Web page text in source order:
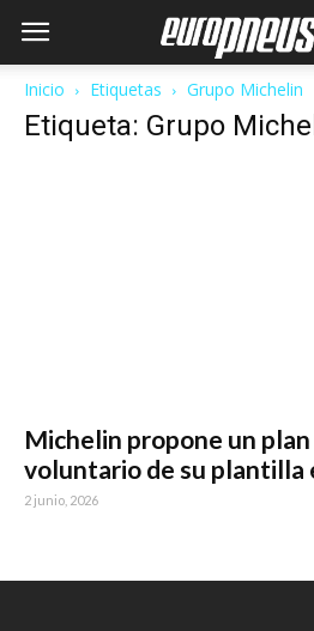
Inicio Etiquetas Grupo Michelin
Etiqueta: Grupo
Michelin propone un
voluntario de su plantilla
2 junio, 2026